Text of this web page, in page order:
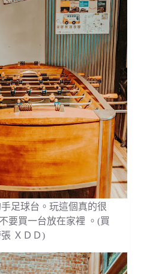
足球台。玩這個真的很
要買一台放在家裡 。(買
ＸＤＤ)